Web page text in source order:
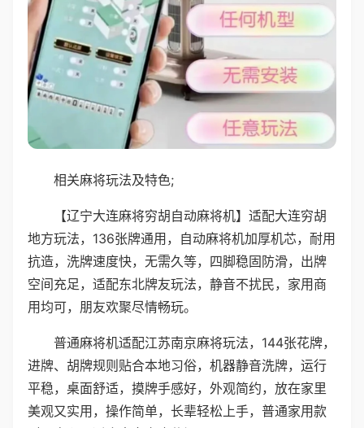
相关麻将玩法及特色;
【辽宁大连麻将穷胡自动麻将机】适配大连穷胡
地方玩法，136张牌通用，自动麻将机加厚机芯，耐用
抗造，洗牌速度快，无需久等，四脚稳固防滑，出牌
空间充足，适配东北牌友玩法，静音不扰民，家用商
用均可，朋友欢聚尽情畅玩。
普通麻将机适配江苏南京麻将玩法，144张花牌，
进牌、胡牌规则贴合本地习俗，机器静音洗牌，运行
平稳，桌面舒适，摸牌手感好，外观简约，放在家里
美观又实用，操作简单，长辈轻松上手，普通家用款